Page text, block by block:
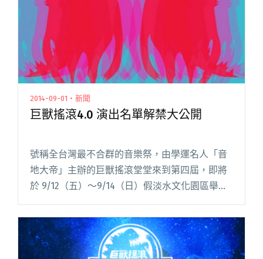
2014-09-01・新聞
巨獸搖滾4.0 演出名單解禁大公開
號稱全台灣最不合群的音樂祭，由學運名人「音
地大帝」主辦的巨獸搖滾堂堂來到第四屆，即將
於 9/12（五）～9/14（日）假淡水文化園區舉
粉絲專頁不斷被檢舉停權，官方網站仍不屈不撓
地正式上線。 巨獸搖滾閱讀全文 "巨獸搖滾4.0 演
出名單解禁大公開"